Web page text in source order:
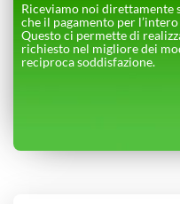
Riceviamo noi direttamente
che il pagamento per
Questo ci permette di
richiesto nel migliore dei
reciproca soddisfazione.